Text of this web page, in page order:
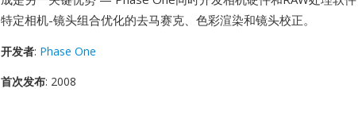
特定相机-镜头组合优化的去马赛克、色彩渲染和镜头校正。
开发者: Phase One
首次发布: 2008